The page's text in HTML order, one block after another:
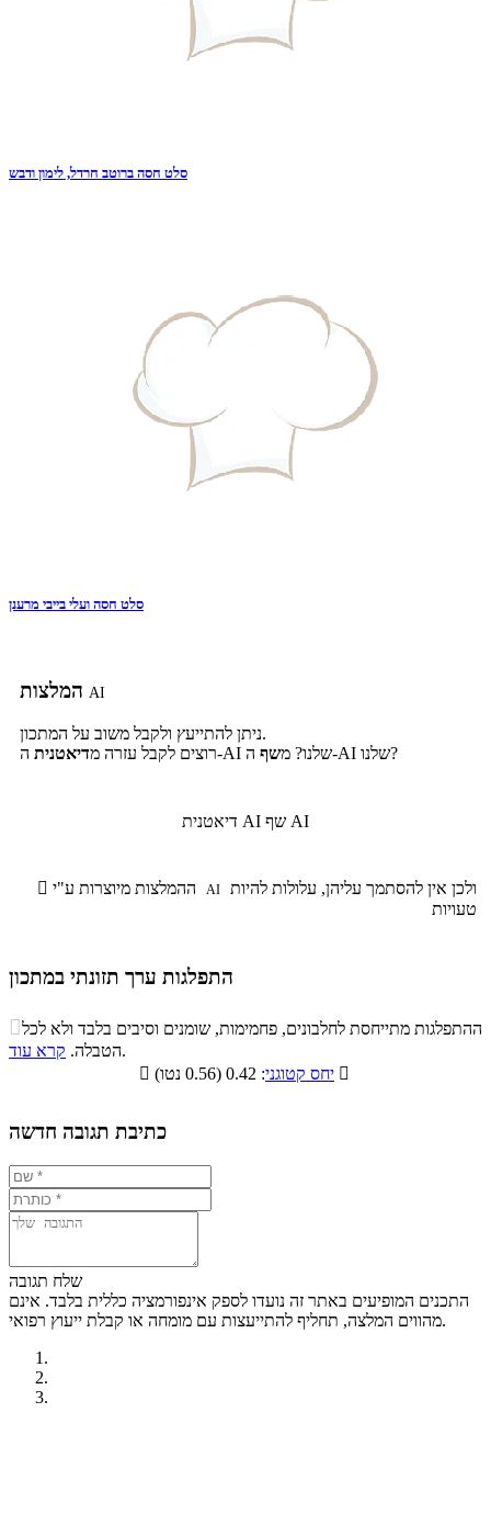
סלט חסה ברוטב חרדל, לימון ודבש
סלט חסה ועלי בייבי מרענן
AI
ניתן להתייעץ ולקבל משוב על המתכון.
רוצים לקבל עזרה מדיאטנית ה-AI שלנו? משף ה-AI שלנו?
דיאטנית AI שף AI
 AI
טעויות
התפלגות ערך תזונתי במתכון
התפלגות ערך תזונתי במתכון
סיבים
תזונתיים
שומנים חלבונים
13.4% 46.4%
ההתפלגות מתייחסת לחלבונים, פחמימות, שומנים וסיבים בלבד ולא לכל
הטבלה. קרא עוד
.

יחס קטוגני 
כתיבת תגובה חדשה
שלח תגובה
התכנים המופיעים באתר זה נועדו לספק אינפורמציה כללית בלבד. אינם
מהווים המלצה, תחליף להתייעצות עם מומחה או קבלת ייעוץ רפואי.